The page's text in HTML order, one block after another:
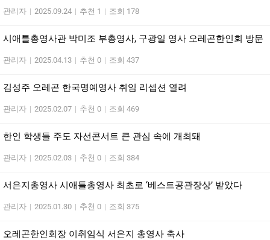
관리자 | 2025.09.24 | 추천 1 | 조회 178
시애틀총영사관 박미조 부총영사, 구광일 영사 오레곤한인회 방문
관리자 | 2025.04.13 | 추천 0 | 조회 437
김성주 오레곤 한국명예영사 취임 리셉션 열려
관리자 | 2025.02.07 | 추천 0 | 조회 469
한인 학생들 주도 자선콘서트 큰 관심 속에 개최돼
관리자 | 2025.02.03 | 추천 0 | 조회 384
서은지총영사 시애틀총영사 최초로 ‘베스트공관장상’ 받았다
관리자 | 2025.01.30 | 추천 0 | 조회 375
오레곤한인회장 이취임식 서은지 총영사 축사